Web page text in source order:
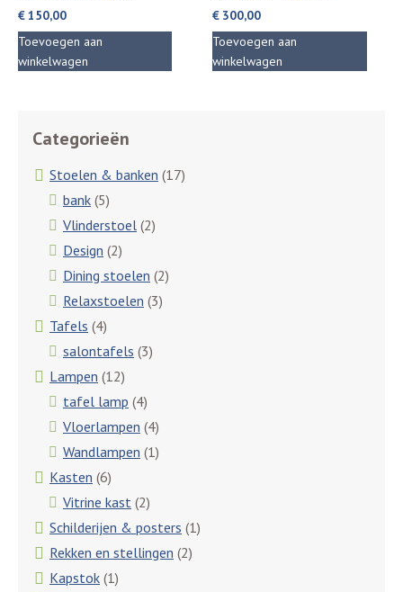
€150,00
Toevoegen aan
winkelwagen
€ 300,00
Toevoegen aan
winkelwagen
Categorieën
Stoelen & banken (17)
bank (5)
Vlinderstoel (2)
Design (2)
Dining stoelen (2)
Relaxstoelen (3)
Tafels (4)
salontafels (3)
Lampen (12)
tafel lamp (4)
Vloerlampen (4)
Wandlampen (1)
Kasten (6)
Vitrine kast (2)
Schilderijen & posters (1)
Rekken en stellingen (2)
Kapstok (1)